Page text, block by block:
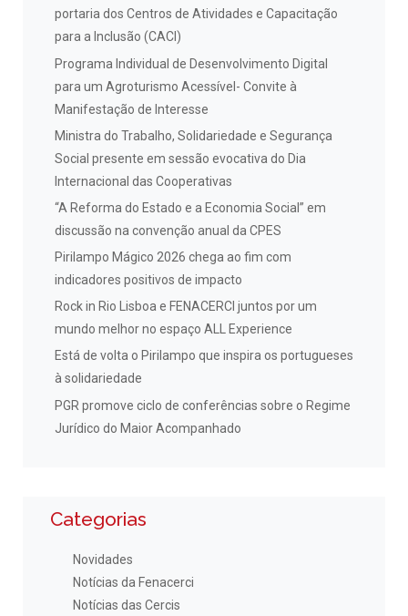
portaria dos Centros de Atividades e Capacitação
para a Inclusão (CACI)
Programa Individual de Desenvolvimento Digital
para um Agroturismo Acessível- Convite à
Manifestação de Interesse
Ministra do Trabalho, Solidariedade e Segurança
Social presente em sessão evocativa do Dia
Internacional das Cooperativas
“A Reforma do Estado e a Economia Social” em
discussão na convenção anual da CPES
Pirilampo Mágico 2026 chega ao fim com
indicadores positivos de impacto
Rock in Rio Lisboa e FENACERCI juntos por um
mundo melhor no espaço ALL Experience
Está de volta o Pirilampo que inspira os portugueses
à solidariedade
PGR promove ciclo de conferências sobre o Regime
Jurídico do Maior Acompanhado
Categorias
Novidades
Notícias da Fenacerci
Notícias das Cercis